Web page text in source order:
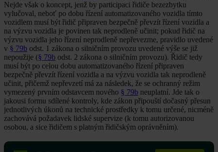
Nejde však o koncept, jenž by participaci řidiče bezezbytku
vylučoval, neboť po dobu řízení automatizovaného vozidla tímto
vozidlem musí být řidič připraven bezpečně převzít řízení vozidla a
na výzvu vozidla je povinen tak neprodleně učinit; pokud řidič na
výzvu vozidla jeho řízení neprodleně nepřevezme, pravidlo uvedené
v § 79b odst. 1 zákona o silničním provozu uvedené výše se již
nepoužije (§ 79b odst. 2 zákona o silničním provozu). Řidič tedy
musí být po celou dobu automatizovaného řízení připraven
bezpečně převzít řízení vozidla a na výzvu vozidla tak neprodleně
učinit, přičemž nepřevzetí má za následek, že se ochranný režim
vymezený prvním odstavcem nového § 79b neuplatní. Jde tak o
jakousi formu sdílené kontroly, kde zákon připouští dočasný přesun
jednotlivých úkonů na technické prostředky k tomu určené, nicméně
zachovává požadavek lidské supervize (k tomu autorizovanou
osobou, a sice řidičem s platným řidičským oprávněním).